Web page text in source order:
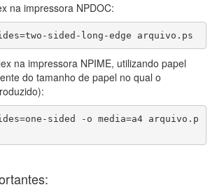
na impressora NPDOC:
sided-long-edge arquivo.ps
na impressora NPIME, utilizando papel
do tamanho de papel no qual o
sided -o media=a4 arquivo.p